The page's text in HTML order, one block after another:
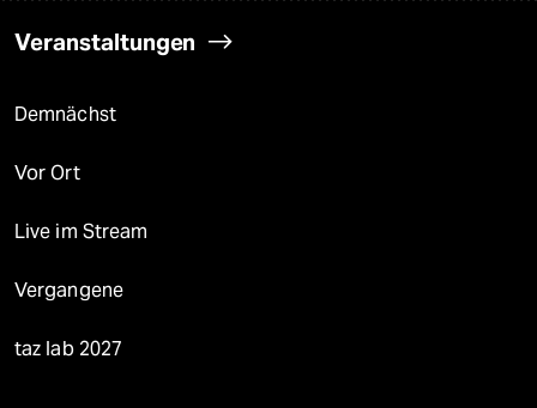
Veranstaltungen
Demnächst
Vor Ort
Live im Stream
Vergangene
taz lab 2027